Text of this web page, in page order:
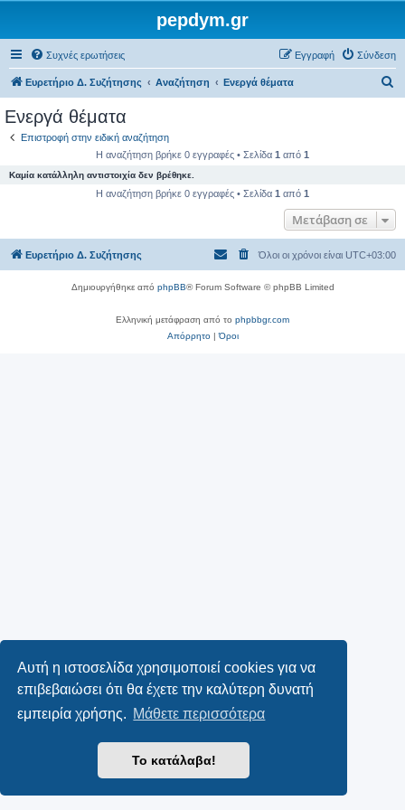
Αυτή η ιστοσελίδα χρησιμοποιεί cookies για να
επιβεβαιώσει ότι θα έχετε την καλύτερη δυνατή
εμπειρία χρήσης. Μάθετε περισσότερα
Το κατάλαβα!
pepdym.gr
Συχνές ερωτήσεις Σύνδεση
Εγγραφή
Ευρετήριο Δ. Συζήτησης Αναζήτηση Ενεργά θέματα
η
η
Ενεργά θέματα
Επιστροφή στην ειδική αναζήτηση
Η αναζήτηση βρήκε 0 εγγραφές • Σελίδα 1 από 1
Καμία κατάλληλη αντιστοιχία δεν βρέθηκε.
Η αναζήτηση βρήκε 0 εγγραφές • Σελίδα 1 από 1
Μετάβαση σε
Ευρετήριο Δ. Συζήτησης Όλοι οι χρόνοι είναι UTC+03:00
Δημιουργήθηκε από phpBB® Forum Software © phpBB Limited
Ελληνική μετάφραση από το phpbbgr.com
Απόρρητο|Όροι